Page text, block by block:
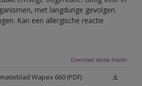
met langdurige gevolgen.
Kan een allergische reactie
Download Adobe Reader
Wapex 660 (PDF)